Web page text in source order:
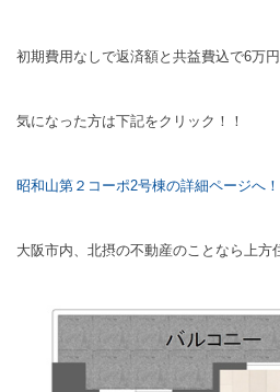
初期費用なしで返済額と共益費込で6万円
気になった方は下記をクリック！！
昭和山第２コーポ2号棟の詳細ページへ！
大阪市内、北摂の不動産のことなら上方